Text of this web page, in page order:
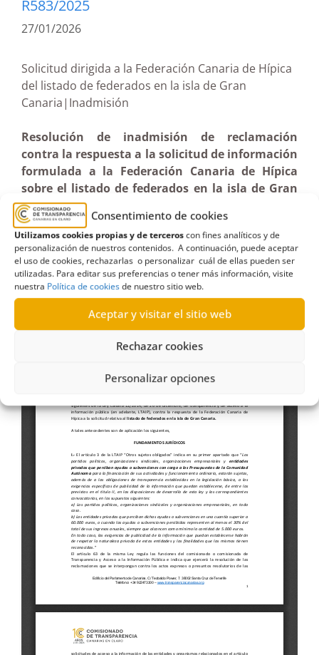
Consentimiento de cookies
Utilizamos cookies propias y de terceroscon fines analíticos y de
personalización de nuestros contenidos. A continuación, puede aceptar
el uso de cookies, rechazarlas o personalizar cuál de ellas pueden ser
utilizadas. Para editar sus preferencias o tener más información, visite
nuestra Política de cookiesde nuestro sitio web.
Aceptar y visitar el sitio web
Rechazar cookies
Personalizar opciones
R583/2025
27/01/2026
Solicitud dirigida a la Federación Canaria de Hípica
del listado de federados en la isla de Gran
Canaria|Inadmisión
Resolución de inadmisión de reclamación
contra la respuesta a la solicitud de información
formulada a la Federación Canaria de Hípica
sobre el listado de federados en la isla de Gran
Canaria (21-08-2025)